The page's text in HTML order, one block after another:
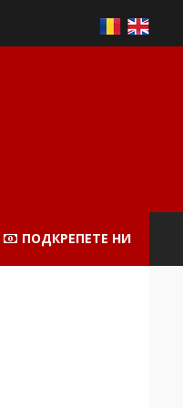
ПОДКРЕПЕТЕ НИ